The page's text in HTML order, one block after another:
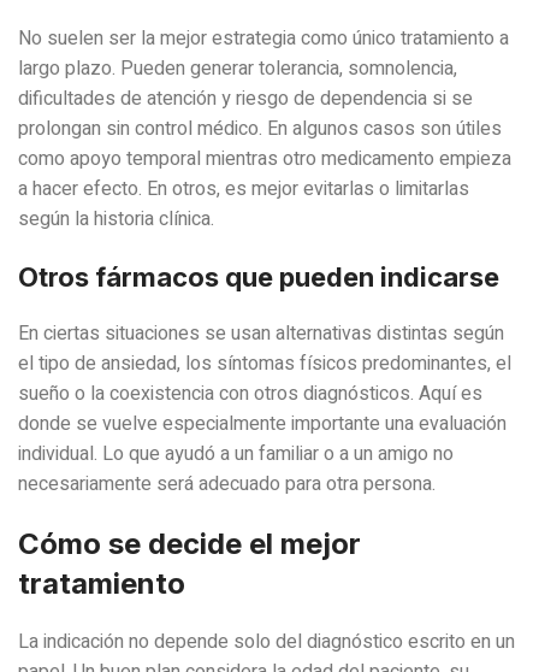
No suelen ser la mejor estrategia como único tratamiento a
largo plazo. Pueden generar tolerancia, somnolencia,
dificultades de atención y riesgo de dependencia si se
prolongan sin control médico. En algunos casos son útiles
como apoyo temporal mientras otro medicamento empieza
a hacer efecto. En otros, es mejor evitarlas o limitarlas
según la historia clínica.
Otros fármacos que pueden indicarse
En ciertas situaciones se usan alternativas distintas según
el tipo de ansiedad, los síntomas físicos predominantes, el
sueño o la coexistencia con otros diagnósticos. Aquí es
donde se vuelve especialmente importante una evaluación
individual. Lo que ayudó a un familiar o a un amigo no
necesariamente será adecuado para otra persona.
Cómo se decide el mejor
tratamiento
La indicación no depende solo del diagnóstico escrito en un